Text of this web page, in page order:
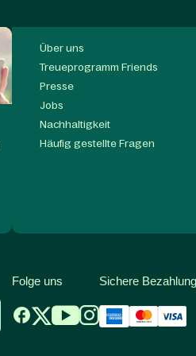
Über uns
Treueprogramm Friends
Presse
Jobs
Nachhaltigkeit
Häufig gestellte Fragen
Folge uns Sichere Bezahlung